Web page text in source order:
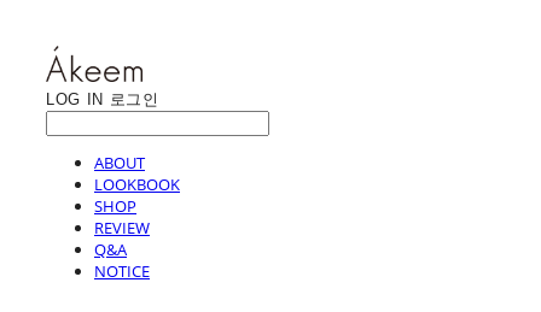
LOG IN 로그인
ABOUT
LOOKBOOK
SHOP
REVIEW
Q&A
NOTICE